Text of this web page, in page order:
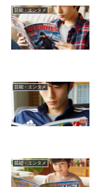
芸能・エンタメ
芸能・エンタメ
芸能・エンタメ